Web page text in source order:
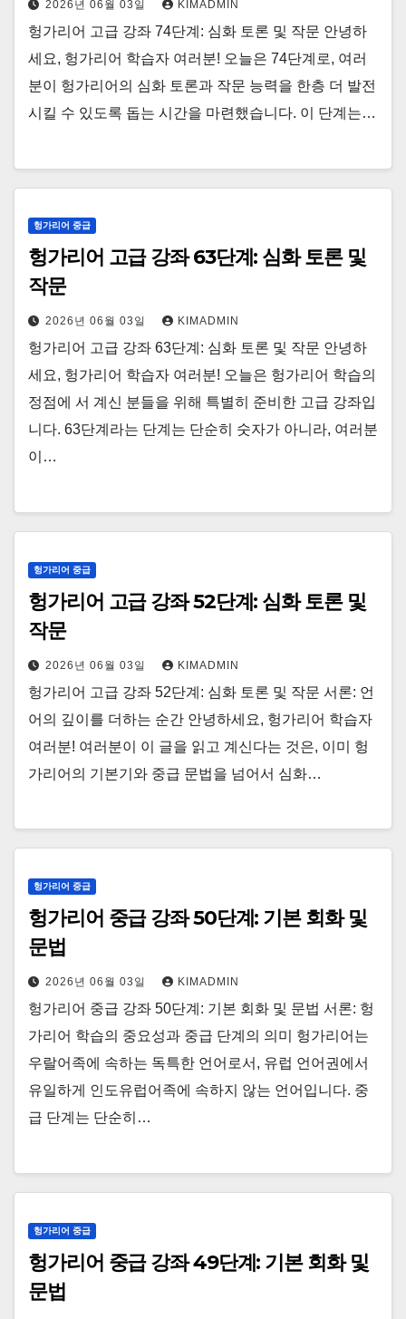
2026년 06월 03일 KIMADMIN
헝가리어 고급 강좌 74단계: 심화 토론 및 작문 안녕하
세요, 헝가리어 학습자 여러분! 오늘은 74단계로, 여러
분이 헝가리어의 심화 토론과 작문 능력을 한층 더 발전
시킬 수 있도록 돕는 시간을 마련했습니다. 이 단계는…
헝가리어 중급
헝가리어 고급 강좌 63단계: 심화 토론 및
작문
2026년 06월 03일 KIMADMIN
헝가리어 고급 강좌 63단계: 심화 토론 및 작문 안녕하
세요, 헝가리어 학습자 여러분! 오늘은 헝가리어 학습의
정점에 서 계신 분들을 위해 특별히 준비한 고급 강좌입
니다. 63단계라는 단계는 단순히 숫자가 아니라, 여러분
이…
헝가리어 중급
헝가리어 고급 강좌 52단계: 심화 토론 및
작문
2026년 06월 03일 KIMADMIN
헝가리어 고급 강좌 52단계: 심화 토론 및 작문 서론: 언
어의 깊이를 더하는 순간 안녕하세요, 헝가리어 학습자
여러분! 여러분이 이 글을 읽고 계신다는 것은, 이미 헝
가리어의 기본기와 중급 문법을 넘어서 심화…
헝가리어 중급
헝가리어 중급 강좌 50단계: 기본 회화 및
문법
2026년 06월 03일 KIMADMIN
헝가리어 중급 강좌 50단계: 기본 회화 및 문법 서론: 헝
가리어 학습의 중요성과 중급 단계의 의미 헝가리어는
우랄어족에 속하는 독특한 언어로서, 유럽 언어권에서
유일하게 인도유럽어족에 속하지 않는 언어입니다. 중
급 단계는 단순히…
헝가리어 중급
헝가리어 중급 강좌 49단계: 기본 회화 및
문법